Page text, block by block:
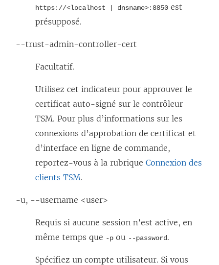
https://<localhost | dnsname>:8850 est
présupposé.
--trust-admin-controller-cert
Facultatif.
Utilisez cet indicateur pour approuver le
certificat auto-signé sur le contrôleur
TSM. Pour plus d’informations sur les
connexions d’approbation de certificat et
d’interface en ligne de commande,
reportez-vous à la rubrique Connexion des
clients TSM.
-u, --username <user>
Requis si aucune session n’est active, en
même temps que -p ou --password.
Spécifiez un compte utilisateur. Si vous